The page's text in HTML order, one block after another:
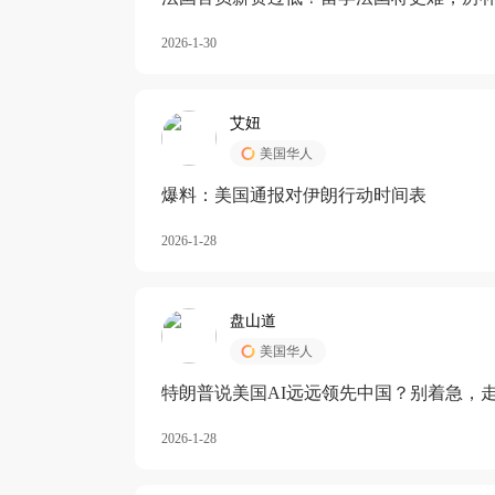
2026-1-30
艾妞
美国华人
爆料：美国通报对伊朗行动时间表
2026-1-28
盘山道
美国华人
特朗普说美国AI远远领先中国？别着急，
2026-1-28